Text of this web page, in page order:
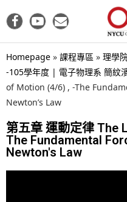
Homepage » 課程專區 » 理學
-105學年度 | 電子物理系 簡紋
of Motion (4/6) , -The
Newton’s Law
第五章 運動定律 The
The Fundamental
Newton's Law